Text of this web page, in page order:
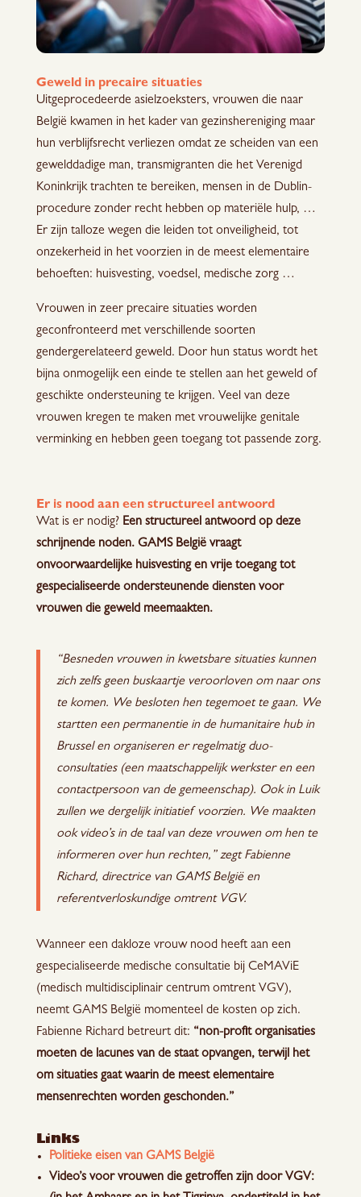
Geweld in precaire situaties
Uitgeprocedeerde asielzoeksters, vrouwen die naar
België kwamen in het kader van gezinshereniging maar
hun verblijfsrecht verliezen omdat ze scheiden van een
gewelddadige man, transmigranten die het Verenigd
Koninkrijk trachten te bereiken, mensen in de Dublin-
procedure zonder recht hebben op materiële hulp, …
Er zijn talloze wegen die leiden tot onveiligheid, tot
onzekerheid in het voorzien in de meest elementaire
behoeften: huisvesting, voedsel, medische zorg …
Vrouwen in zeer precaire situaties worden
geconfronteerd met verschillende soorten
gendergerelateerd geweld. Door hun status wordt het
bijna onmogelijk een einde te stellen aan het geweld of
geschikte ondersteuning te krijgen. Veel van deze
vrouwen kregen te maken met vrouwelijke genitale
verminking en hebben geen toegang tot passende zorg.
Er is nood aan een structureel antwoord
Wat is er nodig? Een structureel antwoord op deze
schrijnende noden. GAMS België vraagt
onvoorwaardelijke huisvesting en vrije toegang tot
gespecialiseerde ondersteunende diensten voor
vrouwen die geweld meemaakten.
“Besneden vrouwen in kwetsbare situaties kunnen
zich zelfs geen buskaartje veroorloven om naar ons
te komen. We besloten hen tegemoet te gaan. We
startten een permanentie in de humanitaire hub in
Brussel en organiseren er regelmatig duo-
consultaties (een maatschappelijk werkster en een
contactpersoon van de gemeenschap). Ook in Luik
zullen we dergelijk initiatief voorzien. We maakten
ook video’s in de taal van deze vrouwen om hen te
informeren over hun rechten,” zegt Fabienne
Richard, directrice van GAMS België en
referentverloskundige omtrent VGV.
Wanneer een dakloze vrouw nood heeft aan een
gespecialiseerde medische consultatie bij CeMAViE
(medisch multidisciplinair centrum omtrent VGV),
neemt GAMS België momenteel de kosten op zich.
Fabienne Richard betreurt dit: “non-profit organisaties
moeten de lacunes van de staat opvangen, terwijl het
om situaties gaat waarin de meest elementaire
mensenrechten worden geschonden.”
Links
Politieke eisen van GAMS België
Video’s voor vrouwen die getroffen zijn door VGV: